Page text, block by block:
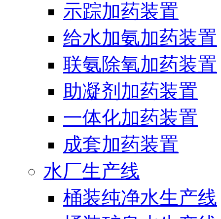
示踪加药装置
给水加氨加药装置
联氨除氧加药装置
助凝剂加药装置
一体化加药装置
成套加药装置
水厂生产线
桶装纯净水生产线